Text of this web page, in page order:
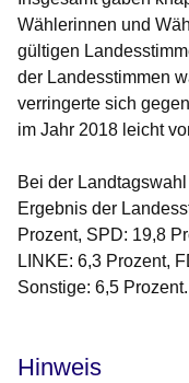
Wählerinnen und
gültigen
der Landesstimmen
verringerte sich
im Jahr 2018 leicht
Bei der
Ergebnis der
Prozent, SPD: 19,8
LINKE: 6,3 Prozent,
Sonstige: 6,5 Prozent.
Hinweis